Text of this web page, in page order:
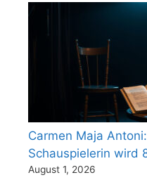
Carmen Maja
Schauspielerin wird
August 1, 2026